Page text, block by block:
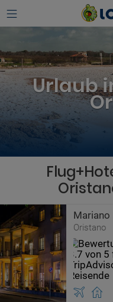
Urlaub
Mariano
Oristano